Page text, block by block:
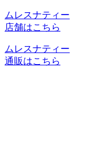
ムレスナティー
店舗はこちら
ムレスナティー
通販はこちら